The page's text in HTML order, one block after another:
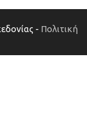
- Πολιτική